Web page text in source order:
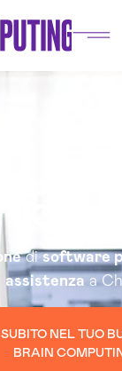
disoftware
assistenza a
SUBITO NEL TUO
BRAIN